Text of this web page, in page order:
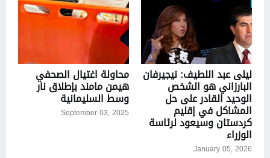
ليلى عبد اللطيف: نيجيرفان
البارزاني هو الشخص
الوحيد القادر على حل
المشاكل في إقليم
كردستان وسيعود لرئاسة
الوزراء
January 05, 2026
محاولة اغتيال الصحفي
هيمن مامند بإطلاق نار
وسط السليمانية
September 03, 2025